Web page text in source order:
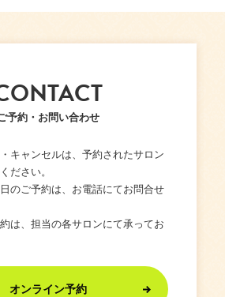
予約・お問い合わせ
キャンセルは、予約されたサロン
ださい。
のご予約は、お電話にてお問合せ
は、担当の各サロンにて承ってお
オンライン予約